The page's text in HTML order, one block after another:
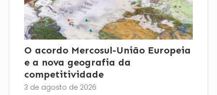
O acordo Mercosul-União Europeia
e a nova geografia da
competitividade
3 de agosto de 2026